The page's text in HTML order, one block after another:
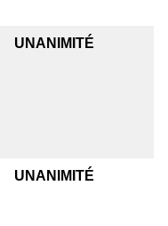
UNANIMITÉ
UNANIMITÉ